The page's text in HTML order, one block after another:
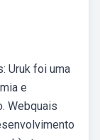
Uruk foi uma
e
Webquais